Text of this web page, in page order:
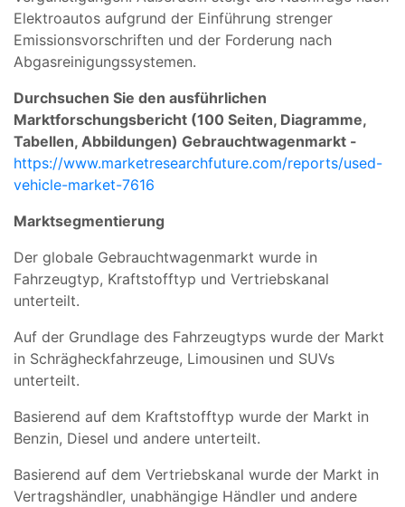
Elektroautos aufgrund der Einführung strenger
Emissionsvorschriften und der Forderung nach
Abgasreinigungssystemen.
Durchsuchen Sie den ausführlichen
Marktforschungsbericht (100 Seiten, Diagramme,
Tabellen, Abbildungen) Gebrauchtwagenmarkt -
https://www.marketresearchfuture.com/reports/used-
vehicle-market-7616
Marktsegmentierung
Der globale Gebrauchtwagenmarkt wurde in
Fahrzeugtyp, Kraftstofftyp und Vertriebskanal
unterteilt.
Auf der Grundlage des Fahrzeugtyps wurde der Markt
in Schrägheckfahrzeuge, Limousinen und SUVs
unterteilt.
Basierend auf dem Kraftstofftyp wurde der Markt in
Benzin, Diesel und andere unterteilt.
Basierend auf dem Vertriebskanal wurde der Markt in
Vertragshändler, unabhängige Händler und andere